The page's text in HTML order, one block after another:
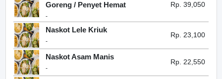
Goreng / Penyet Hemat
-
Rp. 39,050
Naskot Lele Kriuk
-
Rp. 23,100
Naskot Asam Manis
-
Rp. 22,550